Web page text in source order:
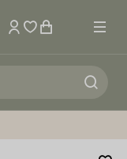
Mon compte